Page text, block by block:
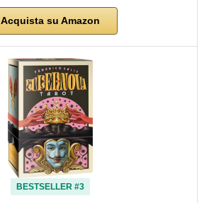
Acquista su Amazon
BESTSELLER #3